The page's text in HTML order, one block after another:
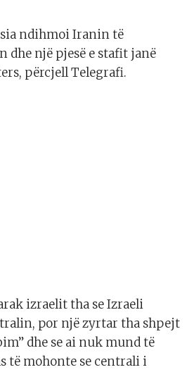
ndihmoi Iranin të
dhe një pjesë e stafit janë
përcjell Telegrafi.
izraelit tha se Izraeli
por një zyrtar tha shpejt
dhe se ai nuk mund të
të mohonte se centrali i